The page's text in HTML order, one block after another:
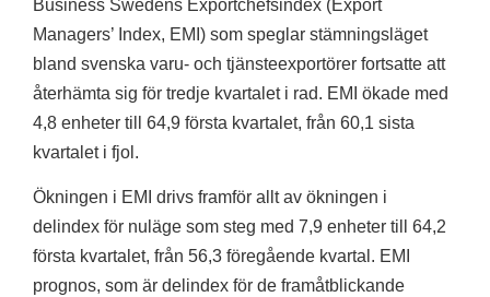
Business Swedens Exportchefsindex (Export
Managers’ Index, EMI) som speglar stämningsläget
bland svenska varu- och tjänsteexportörer fortsatte att
återhämta sig för tredje kvartalet i rad. EMI ökade med
4,8 enheter till 64,9 första kvartalet, från 60,1 sista
kvartalet i fjol.
Ökningen i EMI drivs framför allt av ökningen i
delindex för nuläge som steg med 7,9 enheter till 64,2
första kvartalet, från 56,3 föregående kvartal. EMI
prognos, som är delindex för de framåtblickande